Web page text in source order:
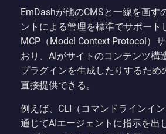
EmDashが他のCMSと一線を画す
ントによる管理を標準でサポート
MCP（Model Context Protocol）
おり、AIがサイトのコンテンツ構
プラグインを生成したりするため
直接提供できる。
例えば、CLI（コマンドラインイ
通じてAIエージェントに指示を出